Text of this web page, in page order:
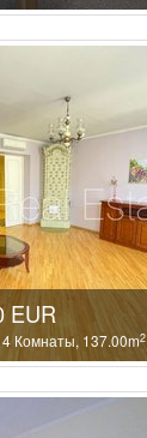
EUR
Комнаты, 137.00m2